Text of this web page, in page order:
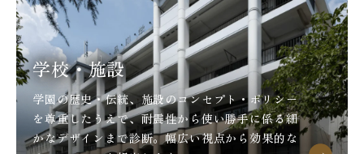
学校・施設
学園の歴史・伝統、施設のコンセプト・ポリシー
を尊重したうえで、耐震性から使い勝手に係る細
かなデザインまで診断。幅広い視点から効果的な